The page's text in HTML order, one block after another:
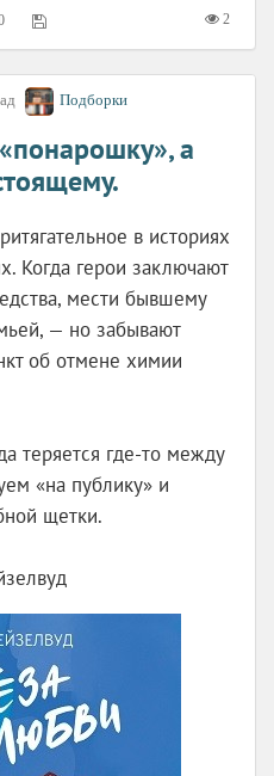
дорожного
на ночлег в
они услышали
здесь не так
Но в этой истории не
вот ради забавного
пассажиров был
обьяснение всех
мелодрама вокруг
2
Подборки
а
в историях
Когда герои заключают
мести бывшему
— но забывают
об отмене химии
теряется где-то между
«на публику» и
щетки.